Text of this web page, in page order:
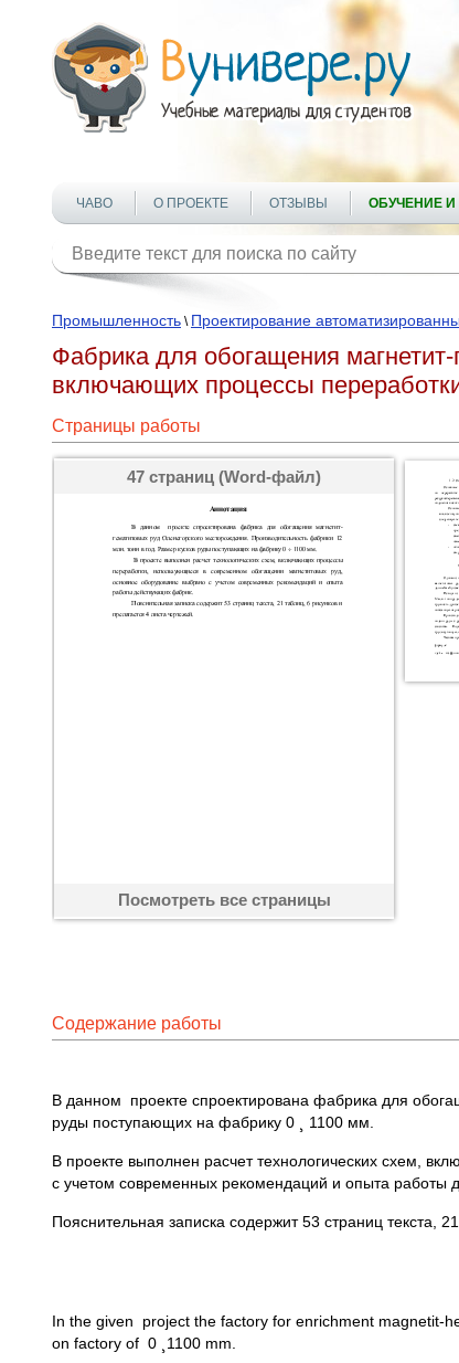
ЧАВО О ПРОЕКТЕ ОТЗЫВЫ ОБУЧЕНИЕ И
Промышленность \ Проектирование
Фабрика для обогащения
включающих процессы
Страницы работы
47 страниц (Word-файл)
Посмотреть все страницы
Содержание работы
В данном проекте спроектирована фабрика для
руды поступающих на фабрику 0 ¸ 1100 мм.
В проекте выполнен расчет технологических схем,
с учетом современных рекомендаций и опыта работы
Пояснительная записка содержит 53 страниц текста,
In the given project the factory for enrichment magnetit-
on factory of 0 ¸1100 mm.